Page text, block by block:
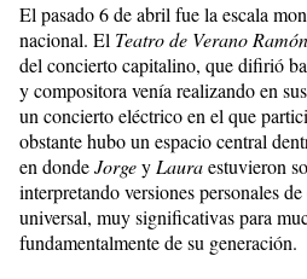
El pasado 6 de abril fue la escala
nacional. El Teatro de Verano
del concierto capitalino, que difirió
y compositora venía realizando en
un concierto eléctrico en el que
obstante hubo un espacio central
en dondeJorgeyLauraestuvieron
interpretando versiones personales
universal, muy significativas para
fundamentalmente de su generación.